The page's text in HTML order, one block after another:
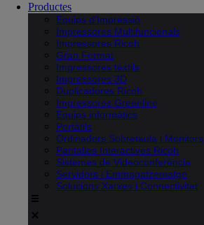
Productes
Equips d’Impressió
Impressores Multifuncionals
Impressores Ricoh
Gran Format
Impressores tèxtils
Impressores 3D
Duplicadores Ricoh
Impressores Greenline
Equips informàtics
Portàtils
Ordinadors Sobretaula i Monitors
Pantalles Interactives Ricoh
Sistemes de Videoconferència
Servidors i Emmagatzematge
Solucions Xarxes i Connectivitat